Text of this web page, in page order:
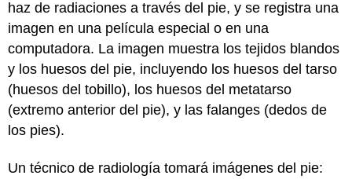
haz de radiaciones a través del pie, y se registra una
imagen en una película especial o en una
computadora. La imagen muestra los tejidos blandos
y los huesos del pie, incluyendo los huesos del tarso
(huesos del tobillo), los huesos del metatarso
(extremo anterior del pie), y las falanges (dedos de
los pies).
Un técnico de radiología tomará imágenes del pie: